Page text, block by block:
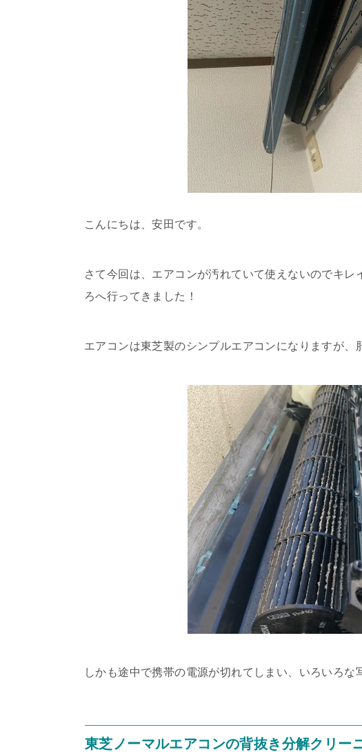
こんにちは、安田です。
さて今回は、エアコンが汚れていて使えないのでキ
ろへ行ってきました！
エアコンは東芝製のシンプルエアコンになりますが、
しかも途中で携帯の電源が切れてしまい、いろいろ
東芝ノーマルエアコンの背抜き分解クリー